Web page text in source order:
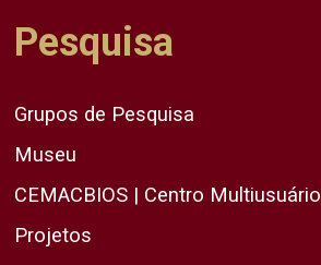
Pesquisa
Grupos de Pesquisa
Museu
CEMACBIOS | Centro Multiusuário
Projetos